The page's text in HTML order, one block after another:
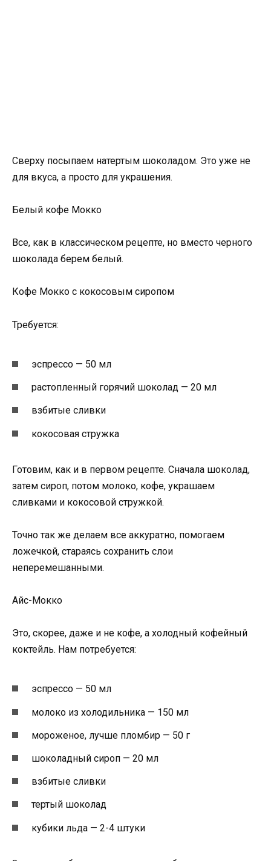
Сверху посыпаем натертым шоколадом. Это уже не
для вкуса, а просто для украшения.
Белый кофе Мокко
Все, как в классическом рецепте, но вместо черного
шоколада берем белый.
Кофе Мокко с кокосовым сиропом
Требуется:
эспрессо — 50 мл
растопленный горячий шоколад — 20 мл
взбитые сливки
кокосовая стружка
Готовим, как и в первом рецепте. Сначала шоколад,
затем сироп, потом молоко, кофе, украшаем
сливками и кокосовой стружкой.
Точно так же делаем все аккуратно, помогаем
ложечкой, стараясь сохранить слои
неперемешанными.
Айс-Мокко
Это, скорее, даже и не кофе, а холодный кофейный
коктейль. Нам потребуется:
эспрессо — 50 мл
молоко из холодильника — 150 мл
мороженое, лучше пломбир — 50 г
шоколадный сироп — 20 мл
взбитые сливки
тертый шоколад
кубики льда — 2-4 штуки